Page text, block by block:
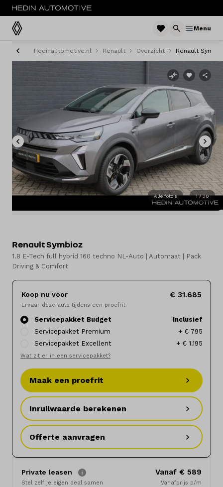
Menu
Menu
Voorraad nieuw
Occasions
Acties
Bedrijfswagens
Private lease
Elektrisch
Onderhoud
Diensten
Contact
Mijn account
Vacatures
Vergelijken
Vestigingen
Merken
Diensten
Hedinautomotive.nl Renault Overzicht Renault
Alle foto's 1 / 30
Renault Symbioz
1.8 E-Tech full hybrid 160 techno NL-Auto | Automaat | Pack
Driving & Comfort
Koop nu voor € 31.685
Ervaar deze auto tijdens een proefrit
Servicepakket Budget
Inclusief
Servicepakket Premium
+ € 795
Servicepakket Excellent
+ € 1.195
Wat zit er in een servicepakket?
Maak een proefrit
Inruilwaarde berekenen
Offerte aanvragen
Private leasen Vanaf € 589
Stel zelf je eigen deal samen Vanafprijs p/m